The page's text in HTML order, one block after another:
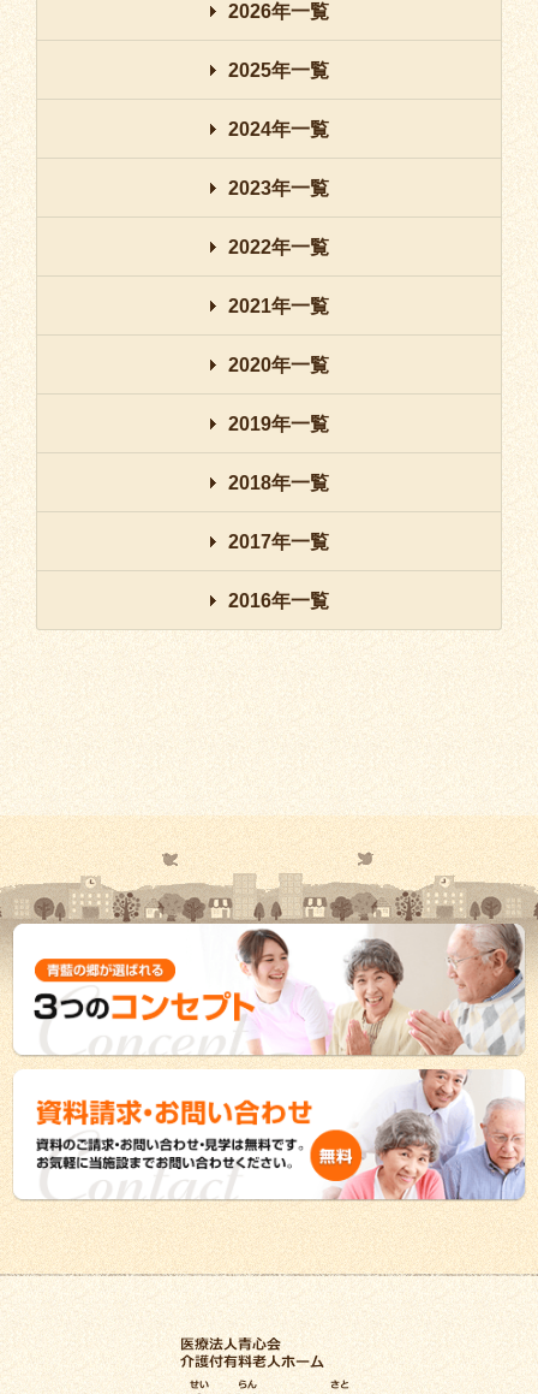
2026年一覧
2025年一覧
2024年一覧
2023年一覧
2022年一覧
2021年一覧
2020年一覧
2019年一覧
2018年一覧
2017年一覧
2016年一覧